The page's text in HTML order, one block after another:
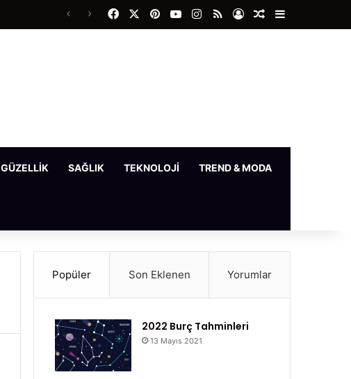
FacebookPinterestYouTubeInstagram
RSS Kayıt OlRastgele Makale
GÜZELLIK SAĞLIK TEKNOLOJI TREND & MODA
Popüler Son Eklenen Yorumlar
2022 Burç Tahminleri
13 Mayıs 2021